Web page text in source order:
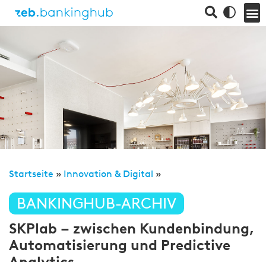
Startseite » Innovation & Digital »
BANKINGHUB-ARCHIV
SKPlab – zwischen Kundenbindung,
Automatisierung und Predictive